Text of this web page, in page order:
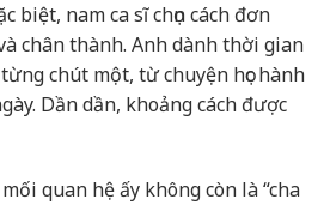
biệt, nam ca sĩ chọn cách đơn
chân thành. Anh dành thời gian
chút một, từ chuyện học hành
Dần dần, khoảng cách được
quan hệ ấy không còn là “cha